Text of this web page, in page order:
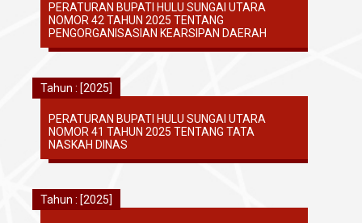
PERATURAN BUPATI HULU SUNGAI UTARA
NOMOR 42 TAHUN 2025 TENTANG
PENGORGANISASIAN KEARSIPAN DAERAH
Tahun : [2025]
PERATURAN BUPATI HULU SUNGAI UTARA
NOMOR 41 TAHUN 2025 TENTANG TATA
NASKAH DINAS
Tahun : [2025]